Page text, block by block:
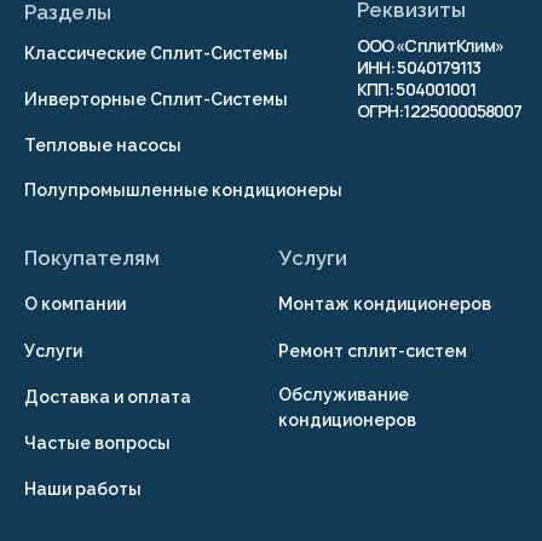
© 2026 г. Копирование
материалов сайта
запрещено
Разработка сайта